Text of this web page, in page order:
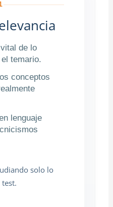
de lo
temario.
conceptos
lenguaje
solo lo